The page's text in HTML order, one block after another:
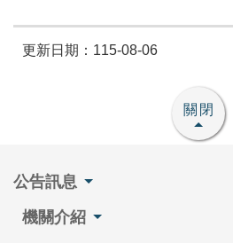
更新日期：115-08-06
關閉
公告訊息
機關介紹